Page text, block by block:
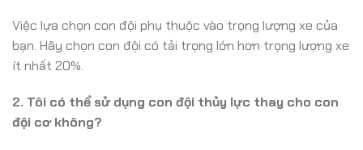
Việc lựa chọn con đội phụ thuộc vào trọng lượng xe của
bạn. Hãy chọn con đội có tải trọng lớn hơn trọng lượng xe
ít nhất 20%.
2. Tôi có thể sử dụng con đội thủy lực thay cho con
đội cơ không?